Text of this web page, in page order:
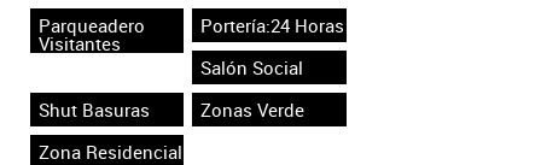
Parqueadero
Visitantes
Portería:24 Horas
Salón Social
Shut Basuras
Zonas Verde
Zona Residencial